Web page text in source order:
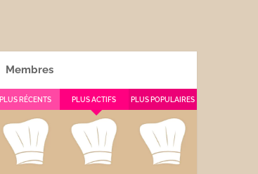
Membres
PLUS RÉCENTS PLUS ACTIFS PLUS POPULAIRES